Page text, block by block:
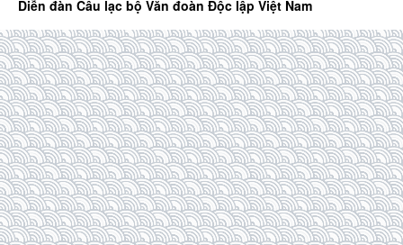
Diễn đàn Câu lạc bộ Văn đoàn Độc lập Việt Nam